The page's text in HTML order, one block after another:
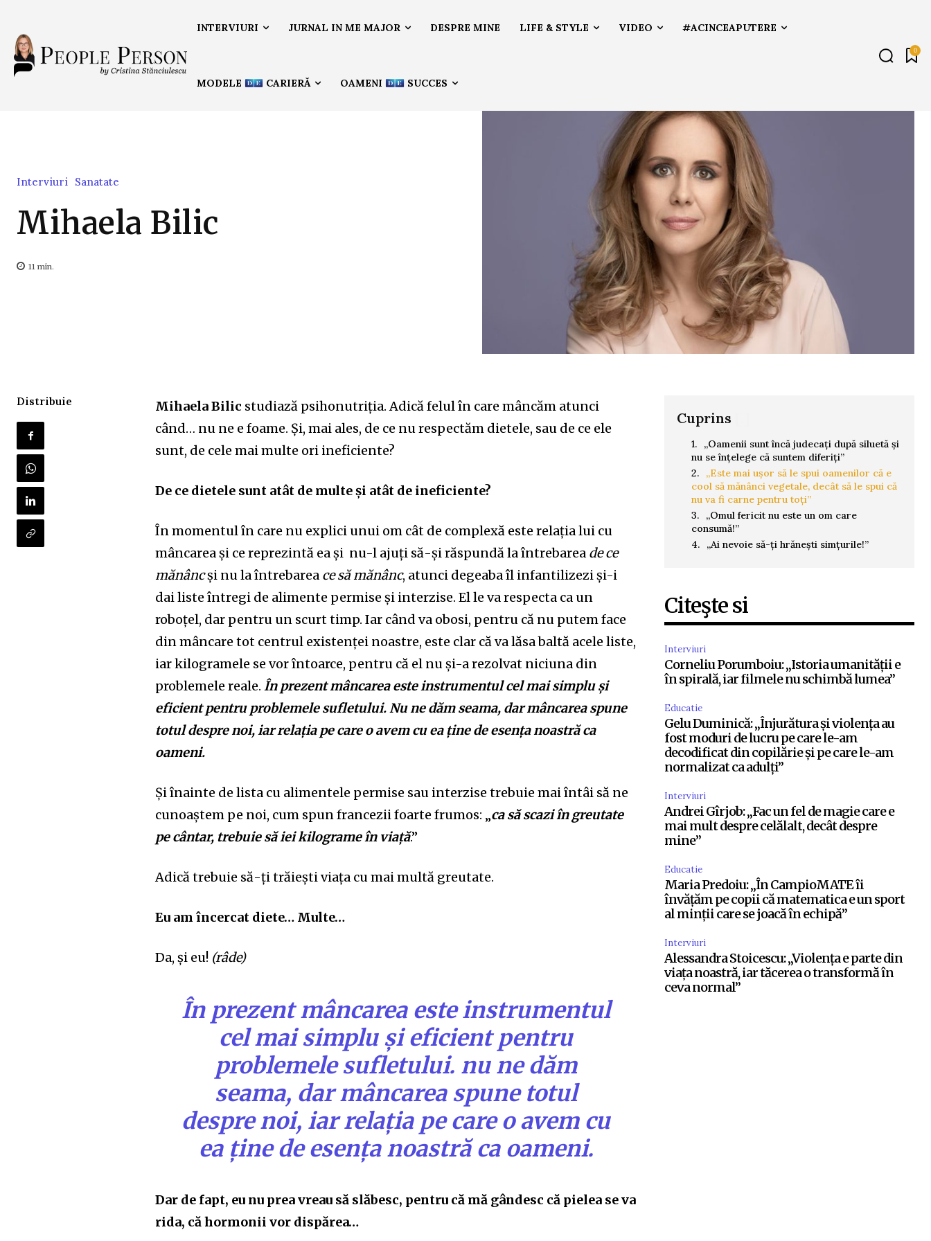
INTERVIURI JURNAL IN ME MAJOR DESPRE MINE LIFE & STYLE VIDEO #ACINCEAPUTERE
MODELE CARIERĂ OAMENI SUCCES
0
Interviuri Sanatate
Mihaela Bilic
11 min.
Distribuie Mihaela Bilic studiază psihonutriția. Adică felul în care mâncăm atunci
când… nu ne e foame. Și, mai ales, de ce nu respectăm dietele, sau de ce ele
sunt, de cele mai multe ori ineficiente?
De ce dietele sunt atât de multe și atât de ineficiente?
În momentul în care nu explici unui om cât de complexă este relația lui cu
mâncarea și ce reprezintă ea și nu-l ajuți să-și răspundă la întrebarea de ce
mănâncși nu la întrebarea ce să mănânc, atunci degeaba îl infantilizezi și-i
dai liste întregi de alimente permise și interzise. El le va respecta ca un
roboțel, dar pentru un scurt timp. Iar când va obosi, pentru că nu putem face
din mâncare tot centrul existenței noastre, este clar că va lăsa baltă acele liste,
iar kilogramele se vor întoarce, pentru că el nu și-a rezolvat niciuna din
problemele reale. În prezent mâncarea este instrumentul cel mai simplu și
eficient pentru problemele sufletului. Nu ne dăm seama, dar mâncarea spune
totul despre noi, iar relația pe care o avem cu ea ține de esența noastră ca
oameni.
Și înainte de lista cu alimentele permise sau interzise trebuie mai întâi să ne
cunoaștem pe noi, cum spun francezii foarte frumos: „ca să scazi în greutate
pe cântar, trebuie să iei kilograme în viață.”
Adică trebuie să-ți trăiești viața cu mai multă greutate.
Eu am încercat diete… Multe…
Da, și eu! (râde)
În prezent mâncarea este instrumentul
cel mai simplu și eficient pentru
problemele sufletului. nu ne dăm
seama, dar mâncarea spune totul
despre noi, iar relația pe care o avem cu
ea ține de esența noastră ca oameni.
Dar de fapt, eu nu prea vreau să slăbesc, pentru că mă gândesc că pielea se va
rida, că hormonii vor dispărea…
Cuprins
„Oamenii sunt încă judecați după siluetă și
nu se înțelege că suntem diferiți”
„Este mai ușor să le spui oamenilor că e
cool să mănânci vegetale, decât să le spui că
nu va fi carne pentru toți”
„Omul fericit nu este un om care
consumă!”
„Ai nevoie să-ți hrănești simțurile!”
Citeşte si
Interviuri
Corneliu Porumboiu: „Istoria umanității e
în spirală, iar filmele nu schimbă lumea”
Educatie
Gelu Duminică: „Înjurătura și violența au
fost moduri de lucru pe care le-am
decodificat din copilărie și pe care le-am
normalizat ca adulți”
Interviuri
Andrei Gîrjob: „Fac un fel de magie care e
mai mult despre celălalt, decât despre
mine”
Educatie
Maria Predoiu: „În CampioMATE îi
învățăm pe copii că matematica e un sport
al minții care se joacă în echipă”
Interviuri
Alessandra Stoicescu: „Violența e parte din
viața noastră, iar tăcerea o transformă în
ceva normal”